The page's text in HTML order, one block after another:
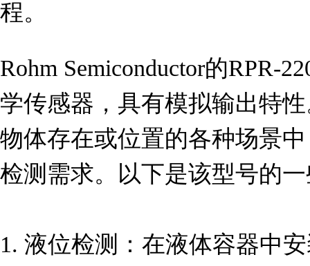
程。
Rohm Semiconductor的RPR-
学传感器，具有模拟输出特
物体存在或位置的各种场景
检测需求。以下是该型号的
1. 液位检测：在液体容器中